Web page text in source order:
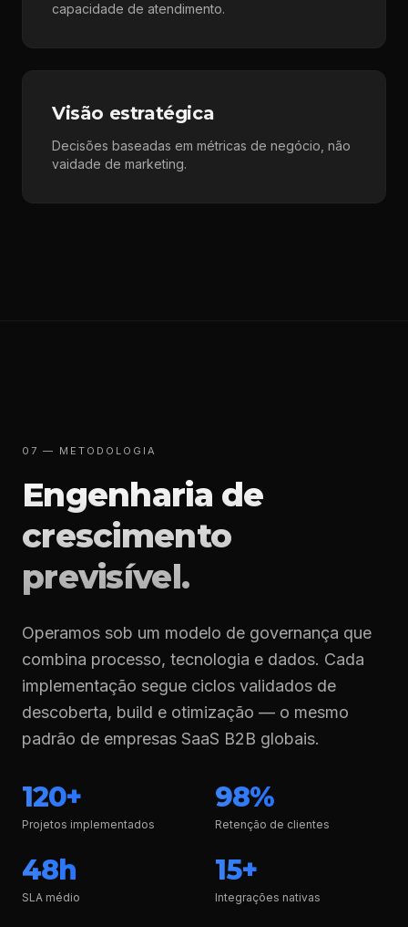
capacidade de atendimento.
Visão estratégica
Decisões baseadas em métricas de negócio, não
vaidade de marketing.
07 — METODOLOGIA
Engenharia de
crescimento
previsível.
Operamos sob um modelo de governança que
combina processo, tecnologia e dados. Cada
implementação segue ciclos validados de
descoberta, build e otimização — o mesmo
padrão de empresas SaaS B2B globais.
120+
Projetos implementados
98%
Retenção de clientes
48h
SLA médio
15+
Integrações nativas